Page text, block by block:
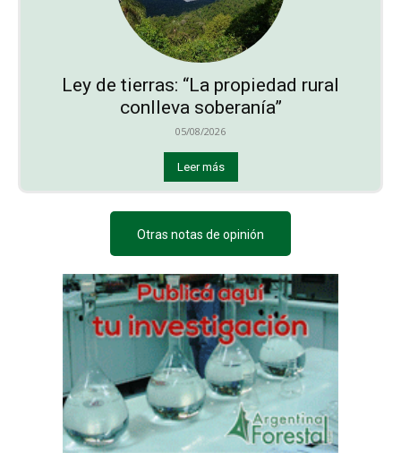
Ley de tierras: “La propiedad rural
conlleva soberanía”
05/08/2026
Leer más
Otras notas de opinión